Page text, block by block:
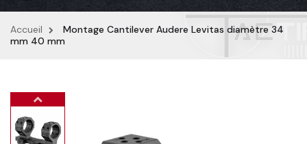
la
Accueil
Montage Cantilever Audere Levitas diamètre 34
mm 40 mm